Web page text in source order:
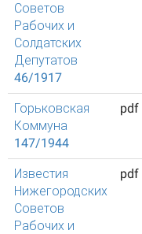
Советов
Рабочих и
Солдатских
Депутатов
46/1917
Горьковская
Коммуна
147/1944
pdf
Известия
Нижегородских
Советов
Рабочих и
pdf